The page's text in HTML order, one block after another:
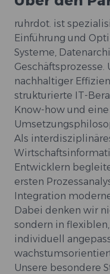
ruhrdot. ist
Einführung und
Systeme,
Geschäftsprozesse.
nachhaltiger
strukturierte IT-
Know-how und
Als
Entwicklern
ersten
Integration
Dabei denken wir
sondern in
individuell
Unsere besondere